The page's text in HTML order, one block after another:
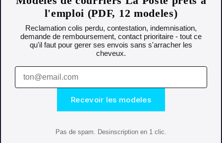
l'emploi (PDF, 12 modeles)
Reclamation colis perdu, contestation, indemnisation,
demande de remboursement, contact prioritaire - tout ce
qu'il faut pour gerer ses envois sans s'arracher les
cheveux.
Recevoir les modeles
Pas de spam. Desinscription en 1 clic.